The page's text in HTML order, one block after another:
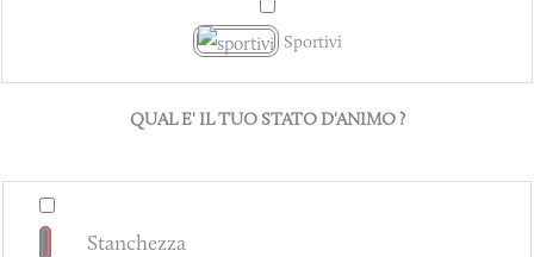
Sportivi
QUAL E' IL TUO STATO D'ANIMO ?
Stanchezza